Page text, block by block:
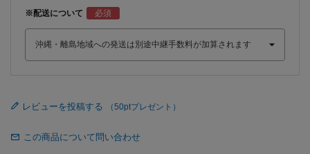
※配送について
レビューを投稿する
この商品について問い合わせ